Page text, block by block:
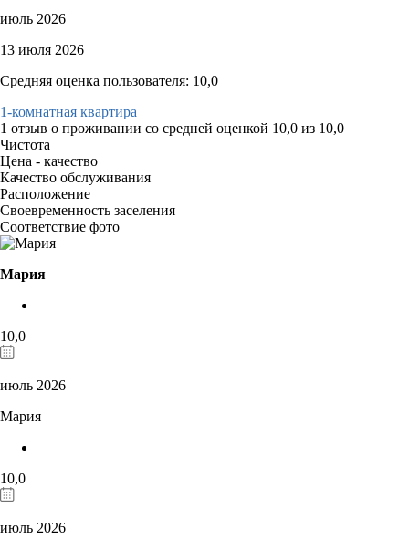
июль 2026
13 июля 2026
Средняя оценка пользователя: 10,0
1-комнатная квартира
1 отзыв о проживании со средней оценкой 10,0 из 10,0
Чистота
Цена - качество
Качество обслуживания
Расположение
Своевременность заселения
Соответствие фото
Мария
10,0
июль 2026
Мария
10,0
июль 2026